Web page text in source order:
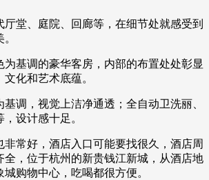
堂、庭院、回廊等，在细节处就感受到
为基调的豪华客房，内部的布置处处彰显
化和艺术底蕴。
调，视觉上洁净通透；全自动卫洗丽、
设计感十足。
非常好，酒店入口可能要找很久，酒店周
全，位于杭州的新贵钱江新城，从酒店地
购物中心，吃喝都很方便。